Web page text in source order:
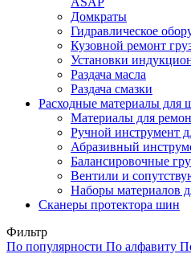
Домкраты
Гидравлическое
Кузовной ремонт
Установки
Раздача масла
Раздача смазки
Расходные материалы для
Материалы для
Ручной инструмент
Абразивный
Балансировочные
Вентили и
Наборы материалов
Сканеры протектора шин
Фильтр
По популярности По алфавиту